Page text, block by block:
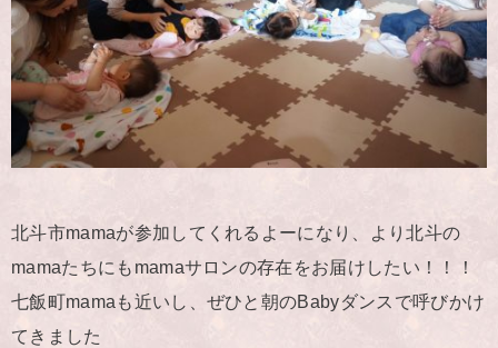
北斗市mamaが参加してくれるよーになり、より北斗の
mamaたちにもmamaサロンの存在をお届けしたい！！！
七飯町mamaも近いし、ぜひと朝のBabyダンスで呼びかけ
てきました